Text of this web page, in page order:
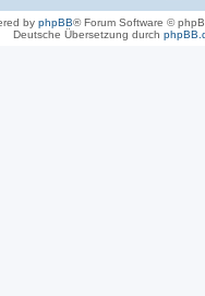
by phpBB® Forum Software ©
Deutsche Übersetzung durch